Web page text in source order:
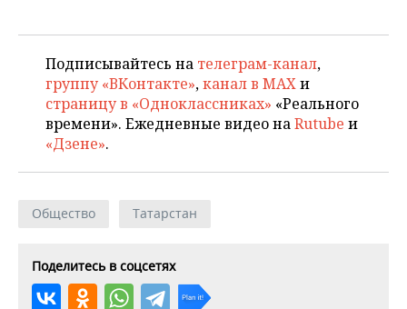
Подписывайтесь на телеграм-канал,
группу «ВКонтакте»,канал в MAXи
страницу в «Одноклассниках» «Реального
времени». Ежедневные видео наRutube и
«Дзене».
Общество Татарстан
Поделитесь в соцсетях